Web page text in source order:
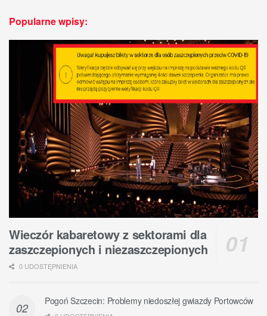
Popularne wpisy:
Wieczór kabaretowy z sektorami dla
zaszczepionych i niezaszczepionych
0 UDOSTĘPNIENIA
Pogoń Szczecin: Problemy niedoszłej gwiazdy Portowców